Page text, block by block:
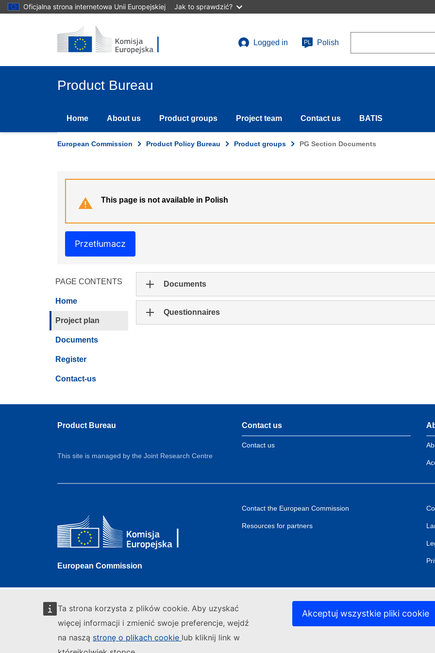
Skip
to
Oficjalna strona internetowa Unii Europejskiej Jak to sprawdzić?
Ta strona korzysta z plików cookie. Aby uzyskać
więcej informacji i zmienić swoje preferencje, wejdź
na naszą stronę o plikach cookie lub kliknij link w
Akceptuj wszystkie pliki cookie
User
Logged in PL Polish
Product Bureau
Home About us Product groups Project team Contact us BATIS
European Commission Product Policy Bureau Product groups PG Section Documents
This page is not available in Polish
Przetłumacz
PAGE CONTENTS
Home
Project plan
Documents
Register
Contact-us
Documents
Questionnaires
Product Bureau
This site is managed by the Joint Research Centre
Contact us
Contact us
European Commission
Contact the European Commission
Resources for partners